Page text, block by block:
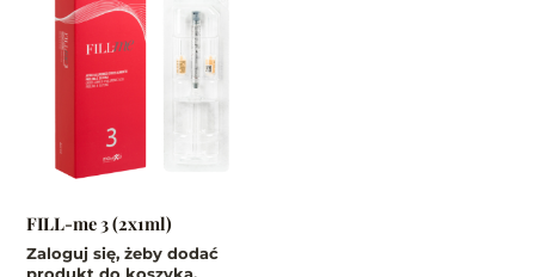
FILL-me 3 (2x1ml)
Zaloguj się, żeby dodać
produkt do koszyka.